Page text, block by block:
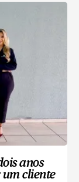
anos
cliente